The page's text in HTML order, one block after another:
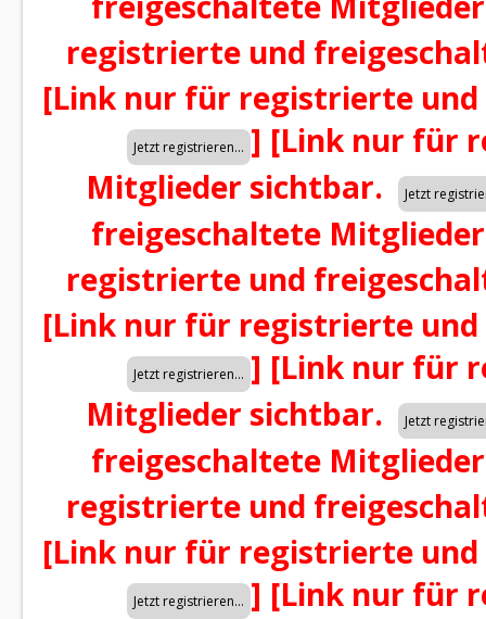
registrierte und
[Link nur für registrierte
] [Link nur für
Mitglieder sichtbar.
freigeschaltete
registrierte und
[Link nur für registrierte
] [Link nur für
Mitglieder sichtbar.
freigeschaltete
registrierte und
[Link nur für registrierte
] [Link nur für